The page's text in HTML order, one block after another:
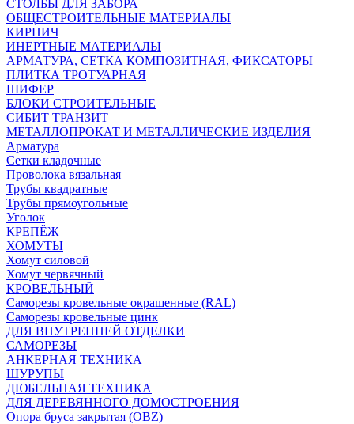
СТОЛБЫ ДЛЯ ЗАБОРА
ОБЩЕСТРОИТЕЛЬНЫЕ МАТЕРИАЛЫ
КИРПИЧ
ИНЕРТНЫЕ МАТЕРИАЛЫ
АРМАТУРА, СЕТКА КОМПОЗИТНАЯ, ФИКСАТОРЫ
ПЛИТКА ТРОТУАРНАЯ
ШИФЕР
БЛОКИ СТРОИТЕЛЬНЫЕ
СИБИТ ТРАНЗИТ
МЕТАЛЛОПРОКАТ И МЕТАЛЛИЧЕСКИЕ ИЗДЕЛИЯ
Арматура
Сетки кладочные
Проволока вязальная
Трубы квадратные
Трубы прямоугольные
Уголок
КРЕПЁЖ
ХОМУТЫ
Хомут силовой
Хомут червячный
КРОВЕЛЬНЫЙ
Саморезы кровельные окрашенные (RAL)
Саморезы кровельные цинк
ДЛЯ ВНУТРЕННЕЙ ОТДЕЛКИ
САМОРЕЗЫ
АНКЕРНАЯ ТЕХНИКА
ШУРУПЫ
ДЮБЕЛЬНАЯ ТЕХНИКА
ДЛЯ ДЕРЕВЯННОГО ДОМОСТРОЕНИЯ
Опора бруса закрытая (OBZ)